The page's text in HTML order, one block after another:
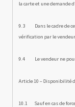
la carte et une demande
9.3 Dans le cadre de
vérification par le
9.4 Le vendeur ne
Article 10 – Disponibilité
10.1 Sauf en cas de